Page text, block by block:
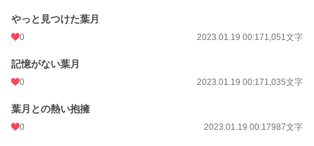
やっと見つけた葉月
0 2023.01.19 00:171,051文字
記憶がない葉月
0 2023.01.19 00:171,035文字
葉月との熱い抱擁
0 2023.01.19 00:17987文字